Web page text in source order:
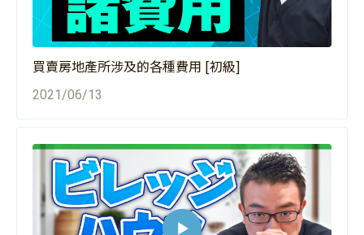
買賣房地產所涉及的各種費用 [初級]
2021/06/13